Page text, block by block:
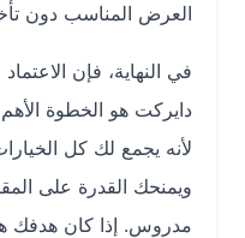
العرض المناسب دون تأخير.
في النهاية، فإن الاعتماد
دايركت هو الخطوة الأهم
لأنه يجمع لك كل الخيارات
ويمنحك القدرة على المقارنة
مدروس. إذا كان هدفك هو